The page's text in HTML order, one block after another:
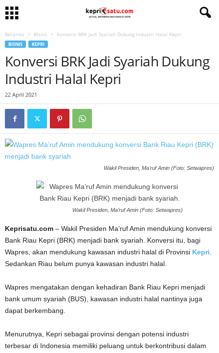
Beranda Bisnis Konversi BRK Jadi Syariah Dukung Industri Halal Kepri
BISNIS KEPRI
Konversi BRK Jadi Syariah Dukung
Industri Halal Kepri
22 April 2021
Wakil Presiden, Ma'ruf Amin (Foto: Setwapres)
Wakil Presiden, Ma’ruf Amin (Foto: Setwapres)
Keprisatu.com – Wakil Presiden Ma’ruf Amin mendukung konversi
Bank Riau Kepri (BRK) menjadi bank syariah. Konversi itu, bagi
Wapres, akan mendukung kawasan industri halal di Provinsi Kepri
Sedankan Riau belum punya kawasan industri halal.
Wapres mengatakan dengan kehadiran Bank Riau Kepri menjadi
bank umum syariah (BUS), kawasan industri halal nantinya juga
dapat berkembang.
Menurutnya, Kepri sebagai provinsi dengan potensi industri
terbesar di Indonesia memiliki peluang untuk berkontribusi dalam